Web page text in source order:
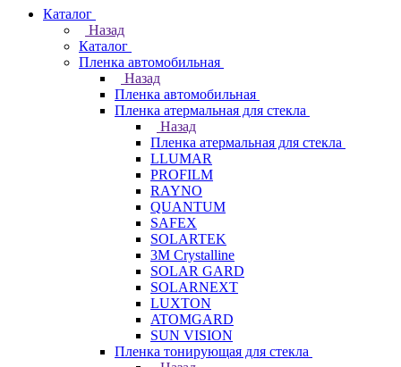
Каталог
Назад
Каталог
Пленка автомобильная
Назад
Пленка автомобильная
Пленка атермальная для стекла
Назад
Пленка атермальная для стекла
LLUMAR
PROFILM
RAYNO
QUANTUM
SAFEX
SOLARTEK
3M Crystalline
SOLAR GARD
SOLARNEXT
LUXTON
ATOMGARD
SUN VISION
Пленка тонирующая для стекла